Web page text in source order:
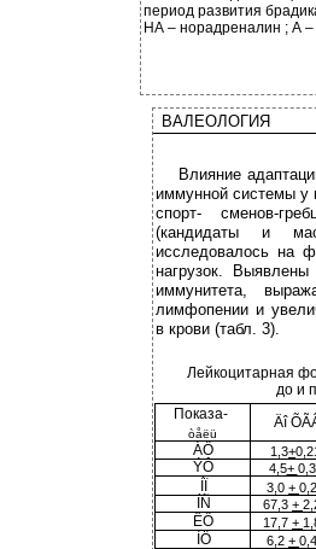
период развития
НА – норадреналин ; А
ВАЛЕОЛОГИЯ
Влияние
иммунной системы у
спорт- сменов-
(кандидаты и
исследовалось на
нагрузок. Выявлены
иммунитета,
лимфопении и
в крови (табл. 3).
Лейкоцитарная
до и
Показа-
Äî
òåëü
ÁÔ 1,3+
ÝÔ 4,5+
3,0 +
ÍÑ 67,3 +
ËÔ 17,7 +
ÌÖ 6,2 +